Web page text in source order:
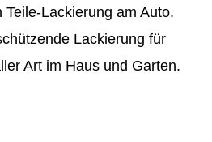
Teile-Lackierung am Auto.
Lackierung für
Art im Haus und Garten.